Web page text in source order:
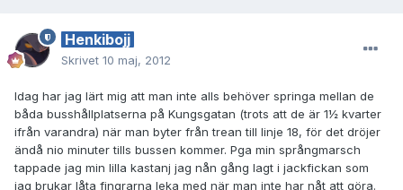
Henkibojj
Skrivet 10 maj, 2012
Idag har jag lärt mig att man inte alls behöver springa mellan de
båda busshållplatserna på Kungsgatan (trots att de är 1½ kvarter
ifrån varandra) när man byter från trean till linje 18, för det dröjer
ändå nio minuter tills bussen kommer. Pga min språngmarsch
tappade jag min lilla kastanj jag nån gång lagt i jackfickan som
jag brukar låta fingrarna leka med när man inte har nåt att göra.